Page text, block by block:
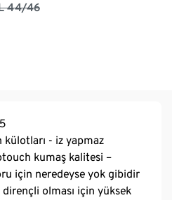
44/46
külotları - iz yapmaz
kumaş kalitesi –
için neredeyse yok gibidir
dirençli olması için yüksek